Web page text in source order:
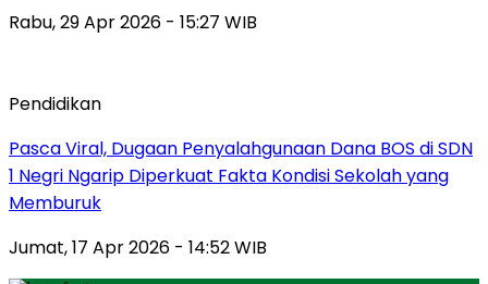
Rabu, 29 Apr 2026 - 15:27 WIB
Pendidikan
Pasca Viral, Dugaan Penyalahgunaan Dana BOS di SDN
1 Negri Ngarip Diperkuat Fakta Kondisi Sekolah yang
Memburuk
Jumat, 17 Apr 2026 - 14:52 WIB